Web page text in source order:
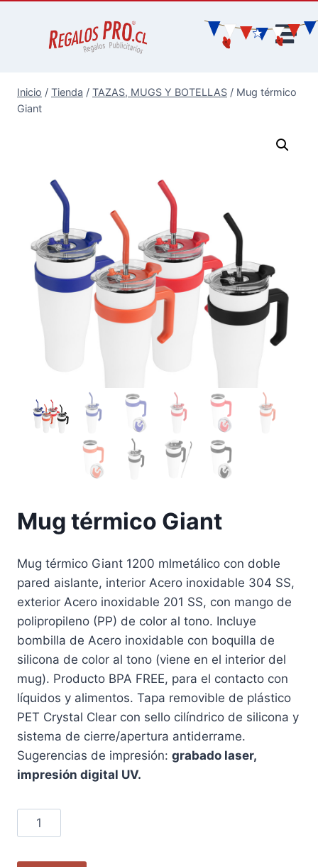
Inicio / Tienda / TAZAS, MUGS Y BOTELLAS / Mug térmico
Giant
Mug térmico Giant
Mug térmico Giant 1200 mlmetálico con doble
pared aislante, interior Acero inoxidable 304 SS,
exterior Acero inoxidable 201 SS, con mango de
polipropileno (PP) de color al tono. Incluye
bombilla de Acero inoxidable con boquilla de
silicona de color al tono (viene en el interior del
mug). Producto BPA FREE, para el contacto con
líquidos y alimentos. Tapa removible de plástico
PET Crystal Clear con sello cilíndrico de silicona y
sistema de cierre/apertura antiderrame.
Sugerencias de impresión: grabado laser,
impresión digital UV.